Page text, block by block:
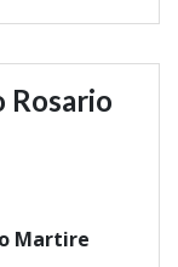
Rosario
Martire